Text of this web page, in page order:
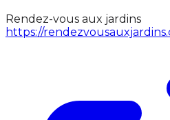
Rendez-vous aux jardins
https://